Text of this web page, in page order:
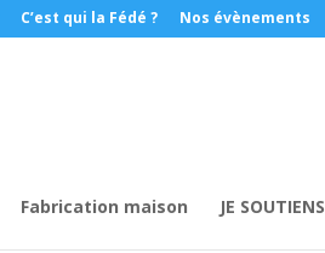
C’est qui la Fédé ? Nos évènements
Fabrication maison JE SOUTIENS